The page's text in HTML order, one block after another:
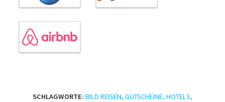
SCHLAGWORTE: BILD REISEN, GUTSCHEINE, HOTELS,